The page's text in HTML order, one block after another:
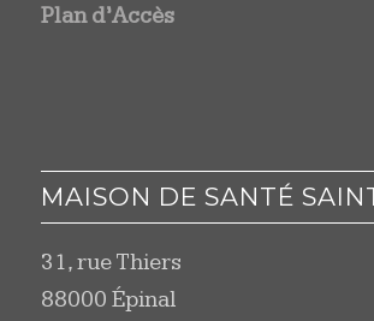
Plan d’Accès
MAISON DE SANTÉ
31, rue Thiers
88000 Épinal